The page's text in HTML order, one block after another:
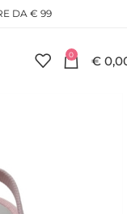
DA € 99
0 €